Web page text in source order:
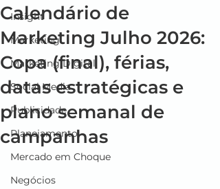
Insight
Marketing
Marketing Digital
Social Media
Publicidade
Planejamento
Mercado em Choque
Negócios
Calendário de
Marketing Julho 2026:
Copa (final), férias,
datas estratégicas e
plano semanal de
campanhas